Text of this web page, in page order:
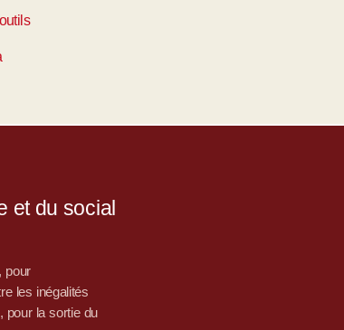
et du social
pour
les inégalités
pour la sortie du